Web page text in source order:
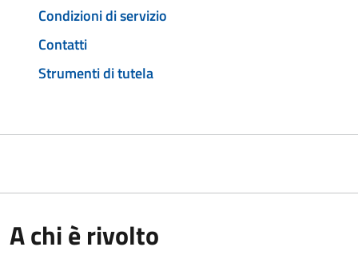
Condizioni di servizio
Contatti
Strumenti di tutela
A chi è rivolto